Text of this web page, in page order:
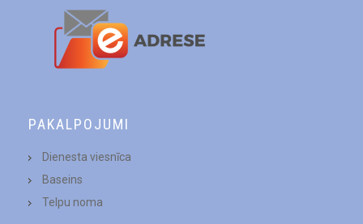
PAKALPOJUMI
Dienesta viesnīca
Baseins
Telpu noma